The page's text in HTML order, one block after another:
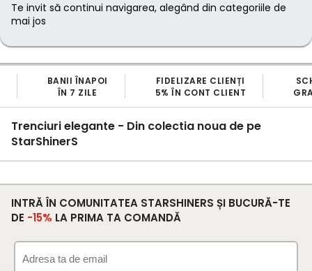
Te invit să continui navigarea, alegând din categoriile de
mai jos
BANII ÎNAPOI
ÎN 7 ZILE
FIDELIZARE CLIENȚI
5% ÎN CONT CLIENT
Trenciuri elegante - Din colectia noua de pe
StarShinerS
INTRĂ ÎN COMUNITATEA STARSHINERS ȘI BUCURĂ-TE
DE -15% LA PRIMA TA COMANDĂ